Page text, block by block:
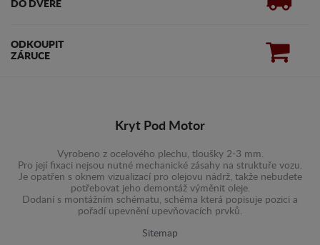
DO DVEŘE
ODKOUPIT
ZÁRUCE
Kryt Pod Motor
Vyrobeno z ocelového plechu, tloušky 2-3 mm.
Pro její fixaci nejsou nutné mechanické zásahy na struktuře vozu.
Je opatřen s oknem vizualizací pro olejovu nádrž, takže nebudete
potřebovat jeho demontáž výměnit oleje.
Dodaní s montážním schématu, schéma která popisuje pozici a
pořadí upevnění upevňovacích prvků.
Sitemap